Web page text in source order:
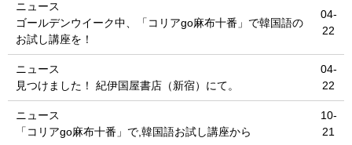
ニュース
ゴールデンウイーク中、「コリアgo麻布十番」で韓国語の
お試し講座を！
04-
22
ニュース
見つけました！ 紀伊国屋書店（新宿）にて。
04-
22
ニュース
「コリアgo麻布十番」で,韓国語お試し講座から
10-
21